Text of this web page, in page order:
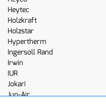
Heytec
Holzkraft
Holzstar
Hypertherm
Ingersoll Rand
Irwin
IUR
Jokari
Jun-Air